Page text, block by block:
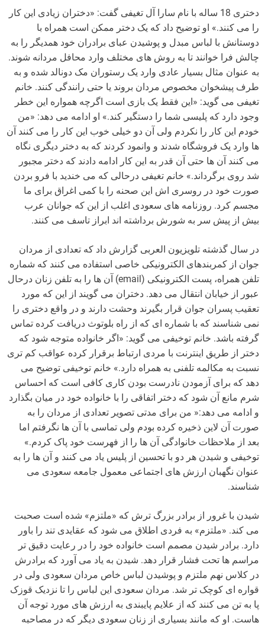
دختری 18 ساله با نام سارا آل تغیفی گفت: «دختران زیادی این کار
را می کنند.» او توضیح داد که یک دختر ممکن است همراه با
دوستانش با لباس مبدل و پوشیدن عبای برادران خود همدیگر را به
چالش فرا خوانند تا به روش های مختلف وارد محافل مردانه شوند.
به عنوان مثال بسیار عادی وارد یک رستوران مک دونالد شده و به
طرف پیشخوان مخصوص مردان بروند یا حتی رانندگی کنند. خانم
تغیفی می گوید: «این فقط یک بازی است اگرچه همواره این خطر
وجود دارد که پلیسی شما را دستگیر کند.» او ادامه می دهد: «من
خودم این کار را نکردم ولی آن دو خیلی خوب این کار را می کنند آن
ها وارد یک فروشگاه شدند و وانمود کردند که به دختر دیگری نگاه
می کنند آن ها حتی آن قدر به این کار ادامه دادند که دختر مجبور
شد روی برگرداند.» خانم تغیفی درحالی که می خندید با فرو بردن
صورت خود در روسری اش این صحنه را با کمی اغراق برای ما
مجسم کرد. روزنامه های سعودی اغلب از این که جوانان عرب
بیش از پیش سر به شورش برداشته اند ابراز تاسف می کنند.
در سال گذشته تلویزیون العربی گزارش داد که تعدادی از مردان
جوان از کمربندهای الکترونیکی خاصی استفاده می کنند که شماره
تلفن همراه، پست الکترونیکی (email) آن ها را به تلفن زنان درحال
عبور از خیابان انتقال می دهد. دختران می گویند از این که مورد
تعقیب پسران جوان قرار بگیرند وحشت دارند و در واقع دختری را
نمی شناسند که با شماره ای که از راه بلوتوث دریافت کرده تماس
گرفته باشد. خانم توخیفی می گوید: «اگر خانواده متوجه شود که
دختر از طریق اینترنت با مردی ارتباط برقرار کرده عواقب کم تری
نسبت به مکالمه تلفنی به همراه دارد.» خانم توخیفی توضیح می
دهد که برای آزمودن نادرست بودن کاری کافی است که احساس
شرم مانع آن شود که دختر اتفاقی را با خانواده خود در میان بگذارد
و ادامه می دهد:« من برای مدتی تصویر تعدادی از مردان را به
صورت آن لاین ذخیره کرده بودم ولی تماسی با آن ها نگرفتم اما
بعد از ملاحظات خانوادگی آن ها را از فهرست خود پاک کردم.»
توخیفی و شیدن هر دو با تحسین از پلیس یاد می کنند و آن ها را به
عنوان نگهبان ارزش های اجتماعی معمول جامعه سعودی می
شناسند.
شیدن با غرور از برادر بزرگ ترش که «ملتزم» شده است صحبت
می کند. «ملتزم» به فردی اطلاق می شود که عقایدی تند را باور
دارد. برادر شیدن مصمم است خانواده خود را در رعایت دقیق تر
مراسم ها تحت فشار قرار دهد. شیدن به یاد می آورد که برادرش
در کلاس نهم ملتزم و پوشیدن لباس خاص مردان سعودی ولی در
قواره ای کوچک تر شد. مردان سعودی این لباس را تا نزدیک قوزک
پا به تن می کنند که از علایم پایبندی به ارزش های مورد توجه آن
هاست. او که مانند بسیاری از زنان سعودی دیگر که در مصاحبه